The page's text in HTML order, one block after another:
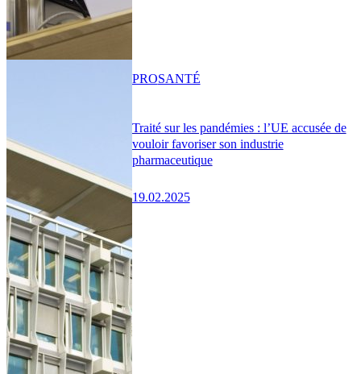
Traité sur les pandémies : l’UE accusée de
vouloir favoriser son industrie
pharmaceutique
19.02.2025
PROSANTÉ